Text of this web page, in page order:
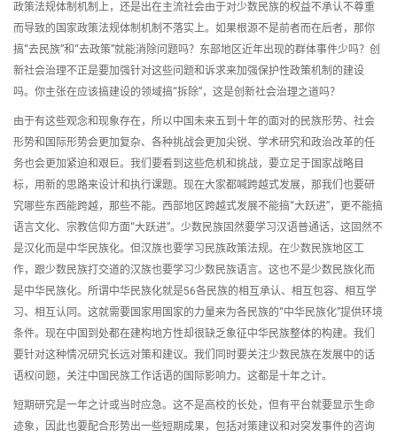
政策法规体制机制上，还是出在主流社会由于对少数民族的权益不承认不尊重
而导致的国家政策法规体制机制不落实上。如果根源不是前者而在后者，那你
搞“去民族”和“去政策”就能消除问题吗？东部地区近年出现的群体事件少吗？创
新社会治理不正是要加强针对这些问题和诉求来加强保护性政策机制的建设
吗。你主张在应该搞建设的领域搞“拆除”，这是创新社会治理之道吗？
由于有这些观念和现象存在，所以中国未来五到十年的面对的民族形势、社会
形势和国际形势会更加复杂、各种挑战会更加尖锐、学术研究和政治改革的任
务也会更加紧迫和艰巨。我们要看到这些危机和挑战，要立足于国家战略目
标，用新的思路来设计和执行课题。现在大家都喊跨越式发展，那我们也要研
究哪些东西能跨越，那些不能。西部地区跨越式发展不能搞“大跃进”，更不能搞
语言文化、宗教信仰方面“大跃进”。少数民族固然要学习汉语普通话，这固然不
是汉化而是中华民族化。但汉族也要学习民族政策法规。在少数民族地区工
作，跟少数民族打交道的汉族也要学习少数民族语言。这也不是少数民族化而
是中华民族化。所谓中华民族化就是56各民族的相互承认、相互包容、相互学
习、相互认同。这就需要国家用国家的力量来为各民族的“中华民族化”提供环境
条件。现在中国到处都在建构地方性却很缺乏象征中华民族整体的构建。我们
要针对这种情况研究长远对策和建议。我们同时要关注少数民族在发展中的话
语权问题，关注中国民族工作话语的国际影响力。这都是十年之计。
短期研究是一年之计或当时应急。这不是高校的长处，但有平台就要显示生命
迹象，因此也要配合形势出一些短期成果，包括对策建议和对突发事件的咨询